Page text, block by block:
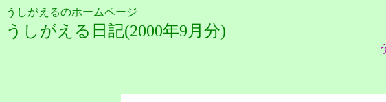
うしがえるのホームページ
うしがえる日記(2000年9月分)